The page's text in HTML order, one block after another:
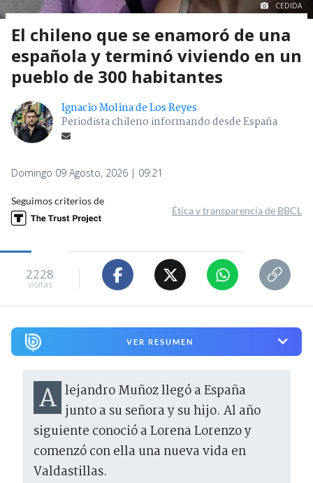
CEDIDA
El chileno que se enamoró de una
española y terminó viviendo en un
pueblo de 300 habitantes
Ignacio Molina de Los Reyes
Periodista chileno informando desde España
Domingo 09 Agosto, 2026 | 09:21
Seguimos criterios de
Ética y transparencia de BBCL
2228
visitas
VER RESUMEN
Alejandro Muñoz llegó a España junto a su señora y su hijo. Al año
siguiente conoció a Lorena Lorenzo y
comenzó con ella una nueva vida en
Valdastillas.